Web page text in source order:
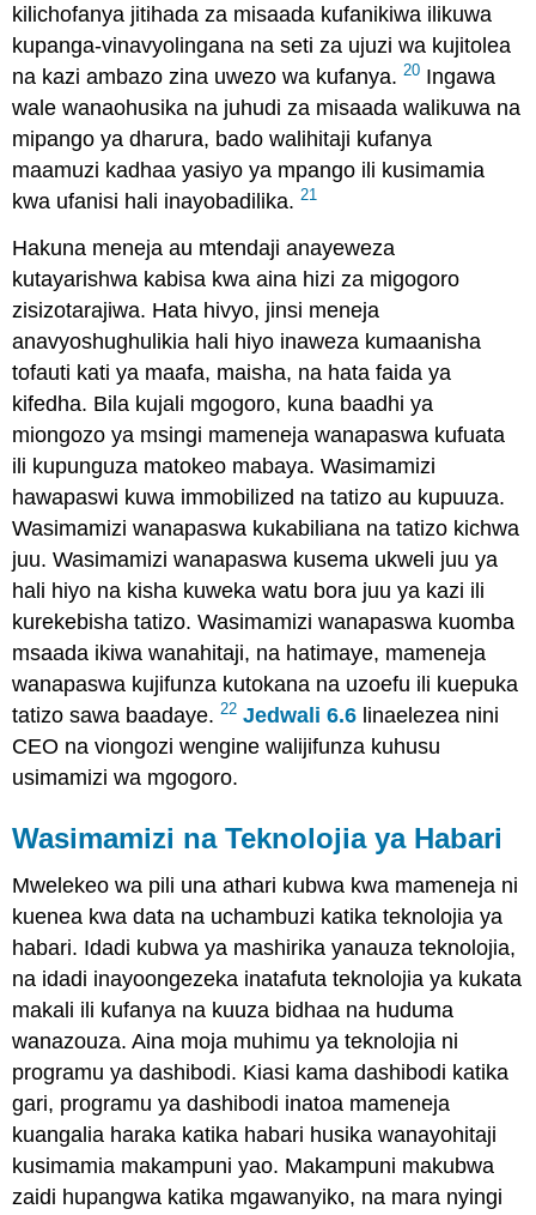
kilichofanya jitihada za misaada kufanikiwa ilikuwa
kupanga-vinavyolingana na seti za ujuzi wa kujitolea
na kazi ambazo zina uwezo wa kufanya.20 Ingawa
wale wanaohusika na juhudi za misaada walikuwa na
mipango ya dharura, bado walihitaji kufanya
maamuzi kadhaa yasiyo ya mpango ili kusimamia
kwa ufanisi hali inayobadilika.21
Hakuna meneja au mtendaji anayeweza
kutayarishwa kabisa kwa aina hizi za migogoro
zisizotarajiwa. Hata hivyo, jinsi meneja
anavyoshughulikia hali hiyo inaweza kumaanisha
tofauti kati ya maafa, maisha, na hata faida ya
kifedha. Bila kujali mgogoro, kuna baadhi ya
miongozo ya msingi mameneja wanapaswa kufuata
ili kupunguza matokeo mabaya. Wasimamizi
hawapaswi kuwa immobilized na tatizo au kupuuza.
Wasimamizi wanapaswa kukabiliana na tatizo kichwa
juu. Wasimamizi wanapaswa kusema ukweli juu ya
hali hiyo na kisha kuweka watu bora juu ya kazi ili
kurekebisha tatizo. Wasimamizi wanapaswa kuomba
msaada ikiwa wanahitaji, na hatimaye, mameneja
wanapaswa kujifunza kutokana na uzoefu ili kuepuka
tatizo sawa baadaye.22 Jedwali 6.6 linaelezea nini
CEO na viongozi wengine walijifunza kuhusu
usimamizi wa mgogoro.
Wasimamizi na Teknolojia ya Habari
Mwelekeo wa pili una athari kubwa kwa mameneja ni
kuenea kwa data na uchambuzi katika teknolojia ya
habari. Idadi kubwa ya mashirika yanauza teknolojia,
na idadi inayoongezeka inatafuta teknolojia ya kukata
makali ili kufanya na kuuza bidhaa na huduma
wanazouza. Aina moja muhimu ya teknolojia ni
programu ya dashibodi. Kiasi kama dashibodi katika
gari, programu ya dashibodi inatoa mameneja
kuangalia haraka katika habari husika wanayohitaji
kusimamia makampuni yao. Makampuni makubwa
zaidi hupangwa katika mgawanyiko, na mara nyingi